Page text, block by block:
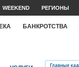
WEEKEND РЕГИОНЫ
БАНКРОТСТВА